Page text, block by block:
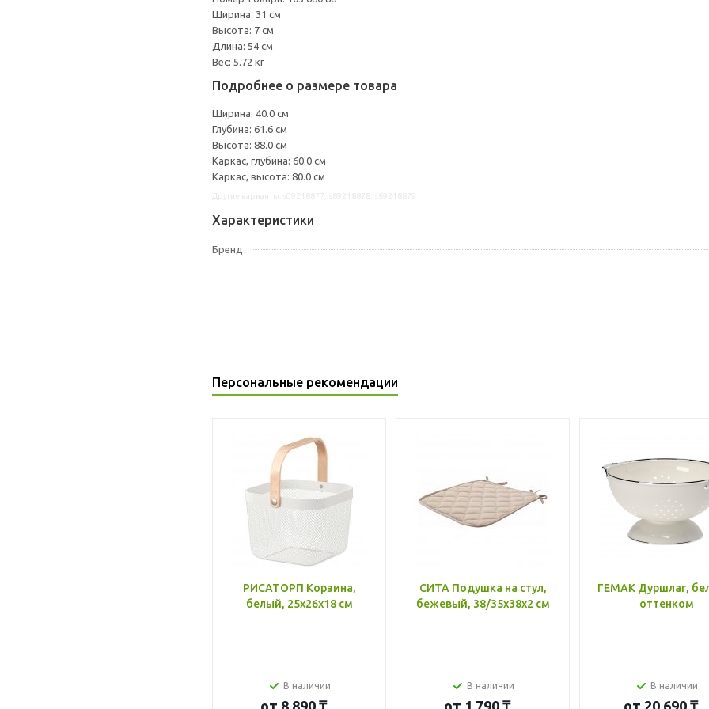
Ширина: 31 см
Высота: 7 см
Длина: 54 см
Вес: 5.72 кг
Подробнее о размере товара
Ширина: 40.0 см
Глубина: 61.6 см
Высота: 88.0 см
Каркас, глубина: 60.0 см
Каркас, высота: 80.0 см
Характеристики
Бренд
Персональные рекомендации
РИСАТОРП Корзина,
белый, 25x26x18 см
В наличии
от 8 890 ₸
СИТА Подушка на стул,
бежевый, 38/35x38x2 см
В наличии
от 1 790 ₸
ГЕМАК Дуршлаг,
оттенком
В наличии
от 20 690 ₸